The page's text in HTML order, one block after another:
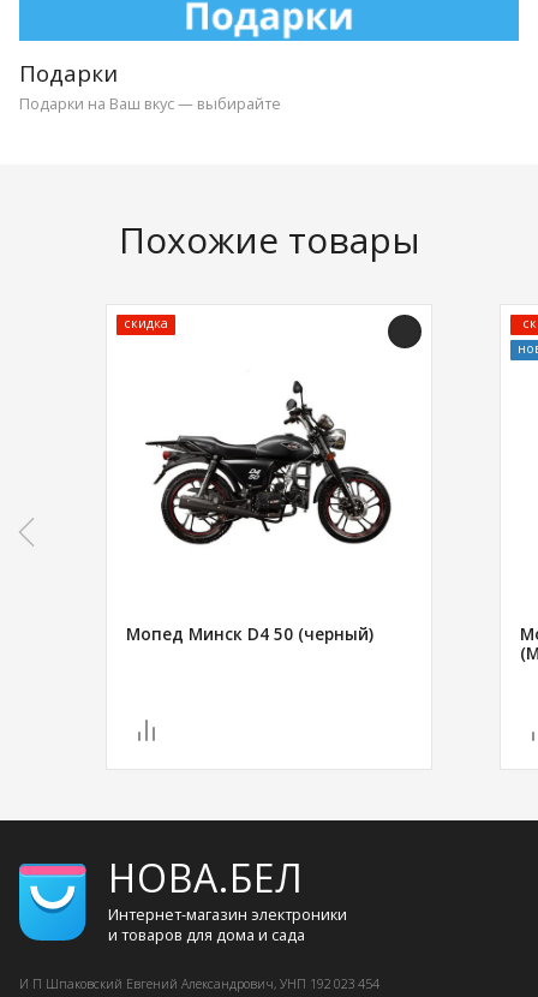
Подарки
Подарки на Ваш вкус — выбирайте
Похожие товары
скидка
Мопед Минск D4 50 (черный)
НОВА.БЕЛ
Интернет-магазин электроники
и товаров для дома и сада
И П Шпаковский Евгений Александрович, УНП 192 023 454